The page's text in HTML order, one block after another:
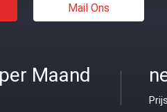
Mail Ons
Maand